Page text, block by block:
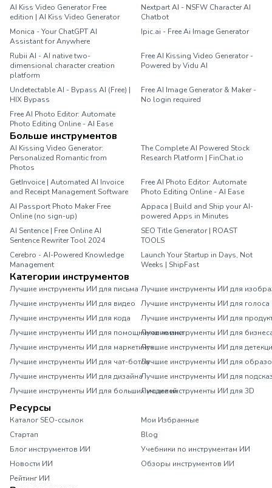
AI Kiss Video Generator Free
edition | AI Kiss Video Generator
Nextpart AI - NSFW Character AI
Chatbot
Monica - Your ChatGPT AI
Assistant for Anywhere
Ipic.ai - Free Ai Image Generator
Rubii AI - AI native two-
dimensional character creation
platform
Free AI Kissing Video Generator -
Powered by Vidu AI
Undetectable AI - Bypass AI (Free) |
HIX Bypass
Free AI Image Generator & Maker -
No login required
Free AI Photo Editor: Automate
Photo Editing Online - AI Ease
Больше инструментов
AI Kissing Video Generator:
Personalized Romantic from
Photos
The Complete AI Powered Stock
Research Platform | FinChat.io
GetInvoice | Automated AI Invoice
and Receipt Management Software
Free AI Photo Editor: Automate
Photo Editing Online - AI Ease
AI Passport Photo Maker Free
Online (no sign-up)
Appaca | Build and Ship your AI-
powered Apps in Minutes
AI Sentence | Free Online AI
Sentence Rewriter Tool 2024
SEO Title Generator | ROAST
TOOLS
Cerebro - AI-Powered Knowledge
Management
Launch Your Startup in Days, Not
Weeks | ShipFast
Категории инструментов
Лучшие инструменты ИИ для письма Лучшие инструменты ИИ для
Лучшие инструменты ИИ для видео
Лучшие инструменты ИИ для голоса
Лучшие инструменты ИИ для кода
Лучшие инструменты ИИ для
Лучшие инструменты ИИ для помощников жизниЛучшие инструменты ИИ для
Лучшие инструменты ИИ для маркетингаЛучшие инструменты ИИ для
Лучшие инструменты ИИ для чат-ботовЛучшие инструменты ИИ для
Лучшие инструменты ИИ для дизайнаЛучшие инструменты ИИ для
Лучшие инструменты ИИ для больших моделейЛучшие инструменты ИИ для 3D
Ресурсы
Каталог SEO-ссылок
Мои Избранные
Стартап
Blog
Блог инструментов ИИ
Учебники по инструментам ИИ
Новости ИИ
Обзоры инструментов ИИ
Рейтинг ИИ